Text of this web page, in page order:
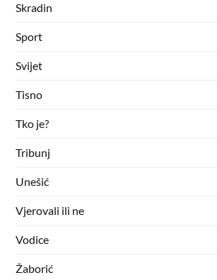
Skradin
Sport
Svijet
Tisno
Tko je?
Tribunj
Unešić
Vjerovali ili ne
Vodice
Žaborić